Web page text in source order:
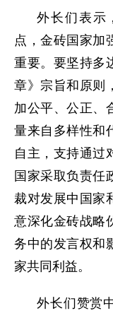
外长们表示
点，金砖国家加
重要。要坚持多
章》宗旨和原则
加公平、公正、
量来自多样性和
自主，支持通过
国家采取负责任
裁对发展中国家
意深化金砖战略
务中的发言权和
家共同利益。
外长们赞赏